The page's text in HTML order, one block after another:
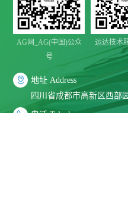
AG网_AG(中国)公众
号
运达技术

地址 Address
四川省成都市高新区西部

电话 Telephone